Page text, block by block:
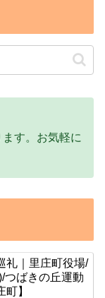
す。お気軽に
礼｜里庄町役場/
つばきの丘運動
】